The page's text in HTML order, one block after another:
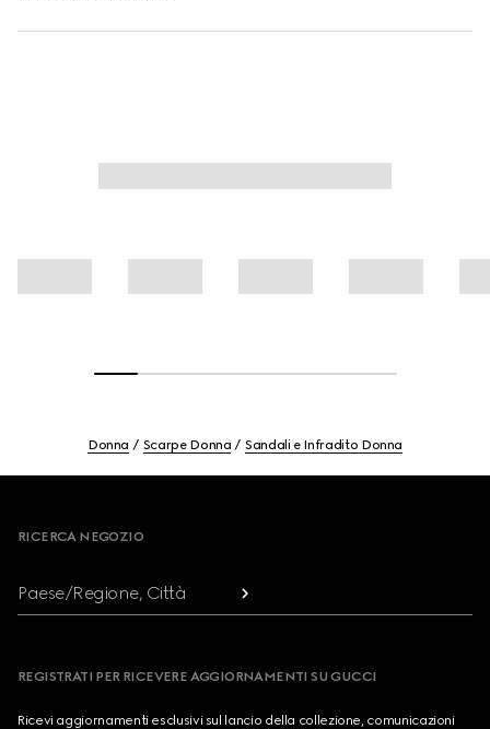
Donna Scarpe Donna Sandali e Infradito Donna
RICERCA NEGOZIO
Paese/Regione, Città
REGISTRATI PER RICEVERE AGGIORNAMENTI SU GUCCI
Ricevi aggiornamenti esclusivi sul lancio della collezione, comunicazioni